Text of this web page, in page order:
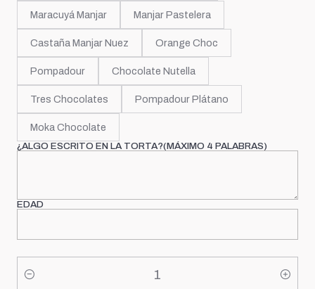
Maracuyá Manjar Manjar Pastelera
Castaña Manjar Nuez Orange Choc
Pompadour Chocolate Nutella
Tres Chocolates Pompadour Plátano
Moka Chocolate
¿ALGO ESCRITO EN LA TORTA?(MÁXIMO 4 PALABRAS)
EDAD
Cantidad